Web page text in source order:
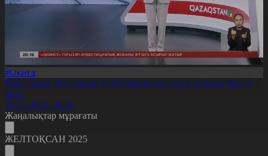
#Оқиға
Қарағанды облысында 4 теміржолшыны жүк пойызы басып
кетті
10.12.2025, 20:01
Жаңалықтар мұрағаты
ЖЕЛТОҚСАН 2025